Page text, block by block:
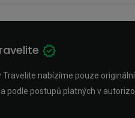
nabízíme pouze
podle postupů platných v